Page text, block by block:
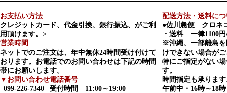
お支払い方法
クレジットカード、代金引換、銀行振込、がご利
用頂けます。>
営業時間
ネットでのご注文は、年中無休24時間受け付けて
おります。お電話でのお問い合わせは下記の時間
帯にお願いします。
▼お問い合わせ電話番号
099-226-7340
受付時間 11:00～19:00
配送方法・送料に
●佐川急便 クロネ
・送料 一律1100
※沖縄、一部離島
けできない場合が
特にご指定がない
す。
時間指定も承りま
午前中・16時～18